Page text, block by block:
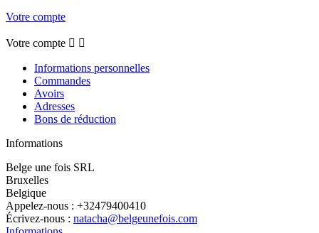
Votre compte
Votre compte  
Informations personnelles
Commandes
Avoirs
Adresses
Bons de réduction
Informations
Belge une fois SRL
Bruxelles
Belgique
Appelez-nous : +32479400410
Écrivez-nous : natacha@belgeunefois.com